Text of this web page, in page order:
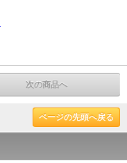
次の商品へ
ページの先頭へ戻る